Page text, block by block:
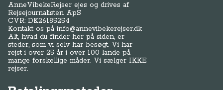
AnneVibekeRejser ejes og drives af
Rejsejournalisten ApS
CVR: DK26185254
Kontakt os påinfo@annevibekerejser.dk
Alt, hvad du finder her på siden, er
steder, som vi selv har besøgt. Vi har
rejst i over 25 år i over 100 lande på
mange forskellige måder. Vi sælger IKKE
rejser.